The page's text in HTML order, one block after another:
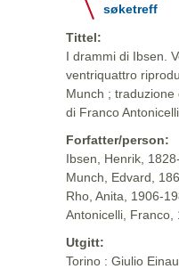
søketreff
Tittel:
I drammi di Ibsen.
ventriquattro
Munch ; traduzione
di Franco Antonicelli
Forfatter/person:
Ibsen, Henrik,
Munch, Edvard,
Rho, Anita, 1906-
Antonicelli, Franco,
Utgitt:
Torino : Giulio